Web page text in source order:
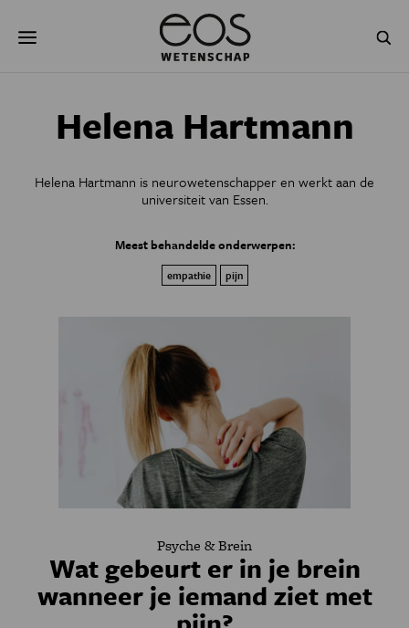
naar
GEZONDHEID RUIMTE
NATUURWETENSCHAPPEN GESCHIEDENIS
Helena Hartmann
Helena Hartmann is neurowetenschapper en werkt aan de
universiteit van Essen.
Meest behandelde onderwerpen:
empathie pijn
Psyche & Brein
Wat gebeurt er in je brein
wanneer je iemand ziet met